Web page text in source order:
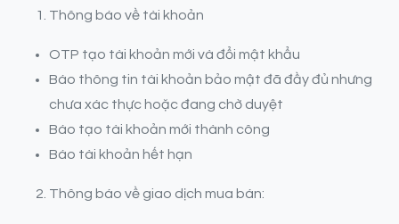
Thông báo về tài khoản
OTP tạo tài khoản mới và đổi mật khẩu
Báo thông tin tài khoản bảo mật đã đầy đủ nhưng
chưa xác thực hoặc đang chờ duyệt
Báo tạo tài khoản mới thành công
Báo tài khoản hết hạn
Thông báo về giao dịch mua bán: